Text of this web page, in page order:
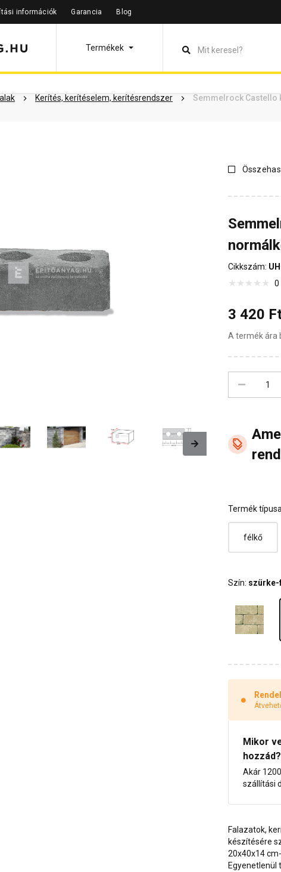
információk Garancia Blog
Termékek
Kerítés, kerítéselem, kerítésrendszer Semmelrock Castello
rá Részletes leírás Termékinformáció Dokumentumok
Next
Cikkszám:
0
3 420
A termék ára
Termék
félkő
Szín:
Mikor
hozzád?
Akár
szállítási
Falazatok,
készítésére
20x40x14
Egyenetlenül